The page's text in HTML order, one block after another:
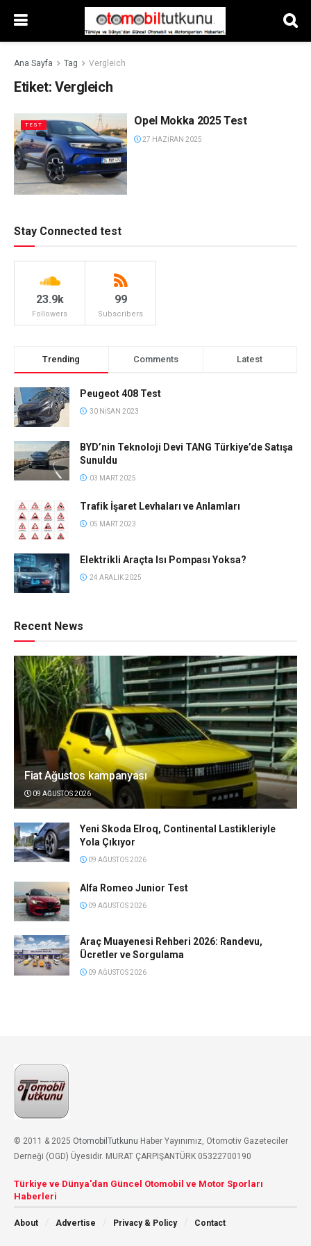
Ana Sayfa Tag Vergleich
Etiket: Vergleich
TEST Opel Mokka 2025 Test
27 HAZIRAN 2025
Stay Connected test
23.9k
Followers
99
Subscribers
Trending Comments Latest
Peugeot 408 Test
30 NISAN 2023
BYD’nin Teknoloji Devi TANG Türkiye’de Satışa
Sunuldu
03 MART 2025
Trafik İşaret Levhaları ve Anlamları
05 MART 2023
Elektrikli Araçta Isı Pompası Yoksa?
24 ARALIK 2025
Recent News
Fiat Ağustos kampanyası
09 AĞUSTOS 2026
Yeni Skoda Elroq, Continental Lastikleriyle
Yola Çıkıyor
09 AĞUSTOS 2026
Alfa Romeo Junior Test
09 AĞUSTOS 2026
Araç Muayenesi Rehberi 2026: Randevu,
Ücretler ve Sorgulama
09 AĞUSTOS 2026
© 2011 & 2025 OtomobilTutkunu Haber Yayınımız, Otomotiv Gazeteciler
Derneği (OGD) Üyesidir. MURAT ÇARPIŞANTÜRK 05322700190
Türkiye ve Dünya'dan Güncel Otomobil ve Motor Sporları
Haberleri
About Advertise Privacy & Policy Contact